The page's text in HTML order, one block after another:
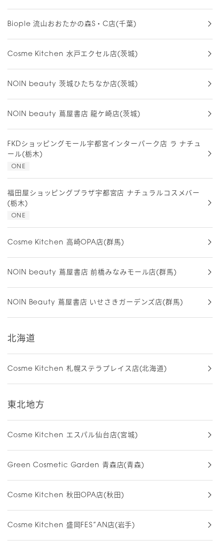
Biople 流山おおたかの森S・C店(千葉)
Cosme Kitchen 水戸エクセル店(茨城)
NOIN beauty 茨城ひたちなか店(茨城)
NOIN beauty 蔦屋書店 龍ケ崎店(茨城)
FKDショッピングモール宇都宮インターパーク店 ラ ナチュ
ール(栃木)
ONE
福田屋ショッピングプラザ宇都宮店 ナチュラルコスメバー
(栃木)
ONE
Cosme Kitchen 高崎OPA店(群馬)
NOIN beauty 蔦屋書店 前橋みなみモール店(群馬)
NOIN Beauty 蔦屋書店 いせさきガーデンズ店(群馬)
北海道
Cosme Kitchen 札幌ステラプレイス店(北海道)
東北地方
Cosme Kitchen エスパル仙台店(宮城)
Green Cosmetic Garden 青森店(青森)
Cosme Kitchen 秋田OPA店(秋田)
Cosme Kitchen 盛岡FES”AN店(岩手)